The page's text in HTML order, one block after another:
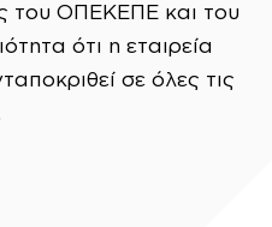
του ΟΠΕΚΕΠΕ και του
ότι η εταιρεία
σε όλες τις